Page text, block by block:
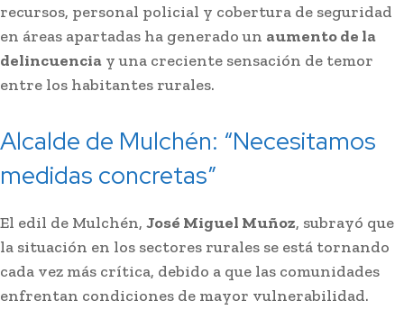
recursos, personal policial y cobertura de seguridad
en áreas apartadas ha generado un aumento de la
delincuencia y una creciente sensación de temor
entre los habitantes rurales.
Alcalde de Mulchén: “Necesitamos
medidas concretas”
El edil de Mulchén, José Miguel Muñoz, subrayó que
la situación en los sectores rurales se está tornando
cada vez más crítica, debido a que las comunidades
enfrentan condiciones de mayor vulnerabilidad.